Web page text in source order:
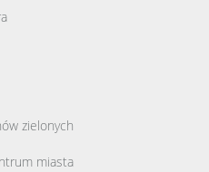
zielonych
miasta